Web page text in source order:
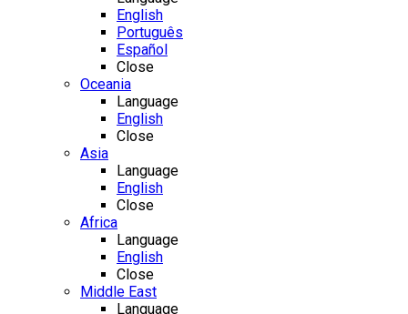
English
Português
Español
Close
Oceania
Language
English
Close
Asia
Language
English
Close
Africa
Language
English
Close
Middle East
Language